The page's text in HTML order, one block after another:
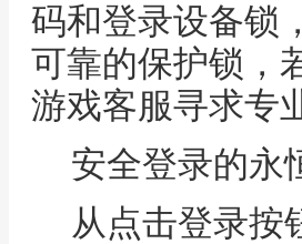
码和登录设备锁
可靠的保护锁，
游戏客服寻求专
安全登录的永
从点击登录按